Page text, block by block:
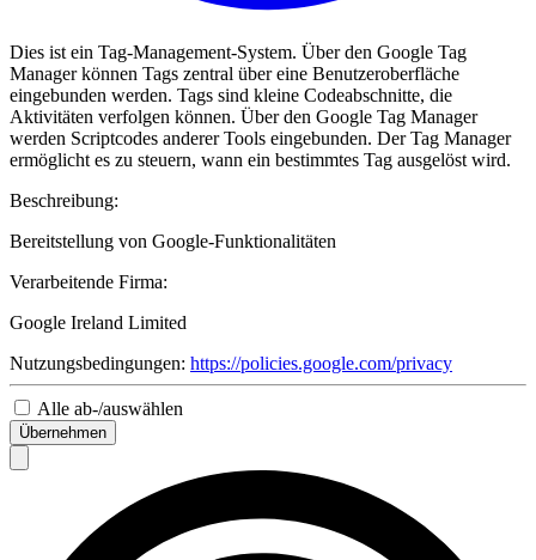
Dies ist ein Tag-Management-System. Über den Google Tag
Manager können Tags zentral über eine Benutzeroberfläche
eingebunden werden. Tags sind kleine Codeabschnitte, die
Aktivitäten verfolgen können. Über den Google Tag Manager
werden Scriptcodes anderer Tools eingebunden. Der Tag Manager
ermöglicht es zu steuern, wann ein bestimmtes Tag ausgelöst wird.
Beschreibung:
Bereitstellung von Google-Funktionalitäten
Verarbeitende Firma:
Google Ireland Limited
Nutzungsbedingungen: https://policies.google.com/privacy
Alle ab-/auswählen
Übernehmen